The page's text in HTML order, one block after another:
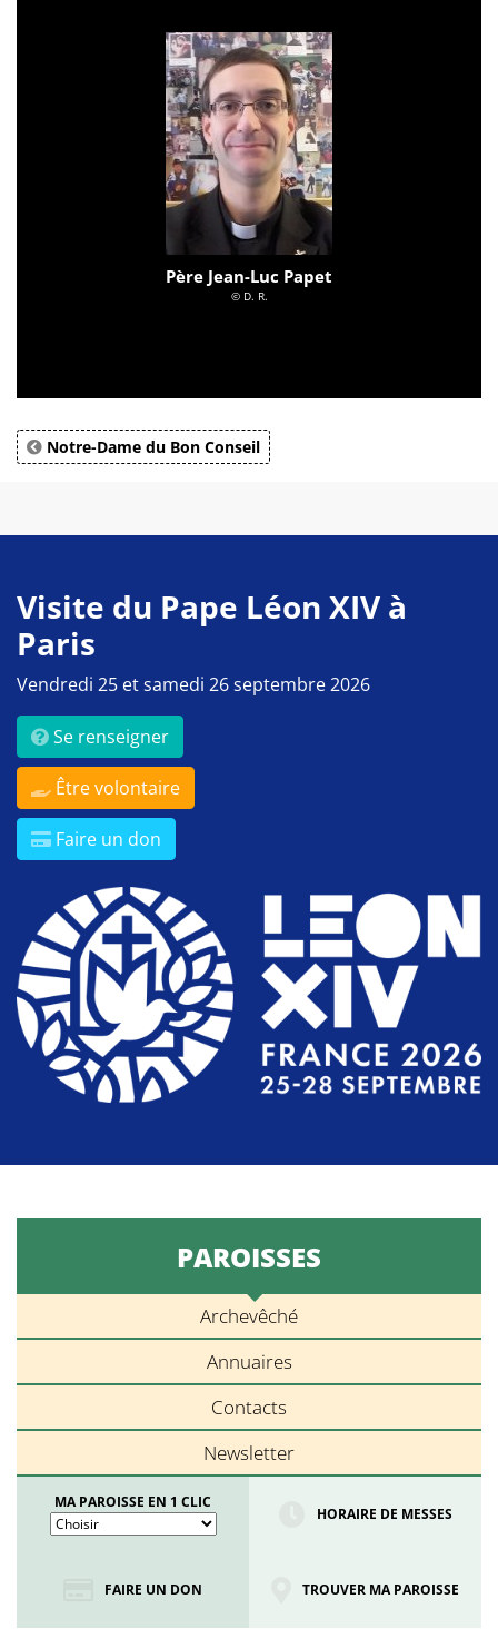
Père Jean-Luc Papet
© D. R.
Notre-Dame du Bon Conseil
Visite du Pape Léon XIV à
Paris
Vendredi 25 et samedi 26 septembre 2026
Se renseigner
Être volontaire
Faire un don
PAROISSES
Archevêché
Annuaires
Contacts
Newsletter
MA PAROISSE EN 1 CLIC
HORAIRE DE MESSES
FAIRE UN DON TROUVER MA PAROISSE